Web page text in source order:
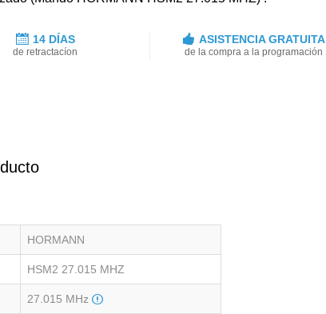
14 DÍAS
de retractacíon
ASISTENCIA GRATUITA
de la compra a la programación
HORMANN
HSM2 27.015 MHZ
27.015 MHz